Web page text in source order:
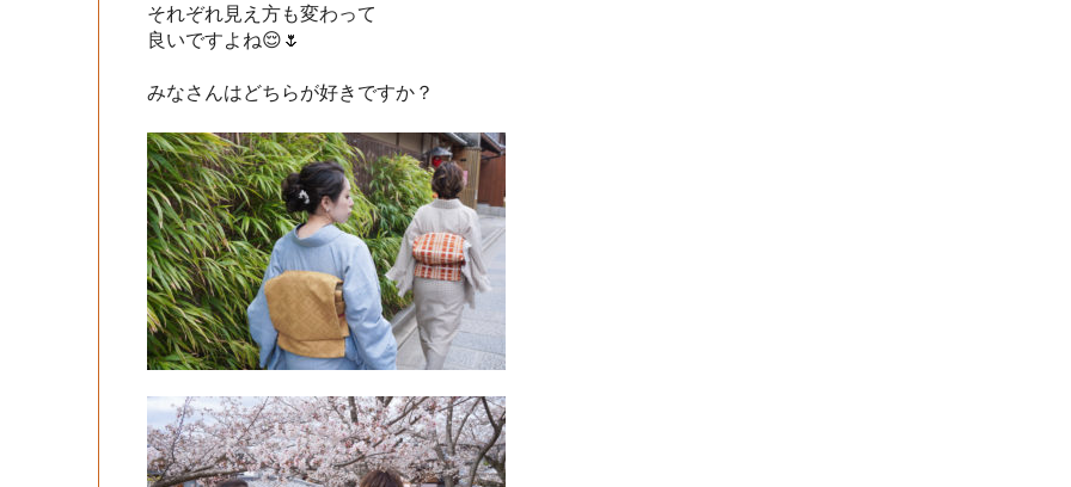
それぞれ見え方も変わって
良いですよね😌🌷
みなさんはどちらが好きですか？